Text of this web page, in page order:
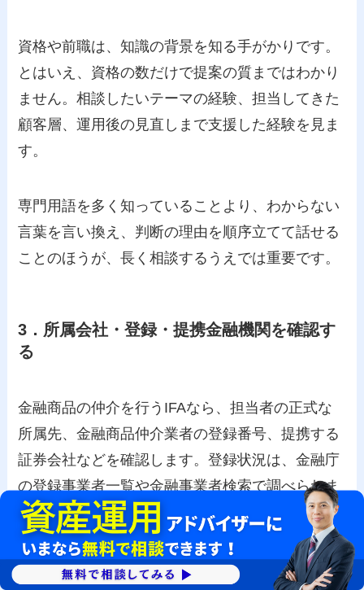
資格や前職は、知識の背景を知る手がかりです。
とはいえ、資格の数だけで提案の質まではわかり
ません。相談したいテーマの経験、担当してきた
顧客層、運用後の見直しまで支援した経験を見ま
す。
専門用語を多く知っていることより、わからない
言葉を言い換え、判断の理由を順序立てて話せる
ことのほうが、長く相談するうえでは重要です。
3．所属会社・登録・提携金融機関を確認す
る
金融商品の仲介を行うIFAなら、担当者の正式な
所属先、金融商品仲介業者の登録番号、提携する
証券会社などを確認します。登録状況は、金融庁
の登録事業者一覧や金融事業者検索で調べられま
す。
登録は入口であって、運用成果や相性の保証では